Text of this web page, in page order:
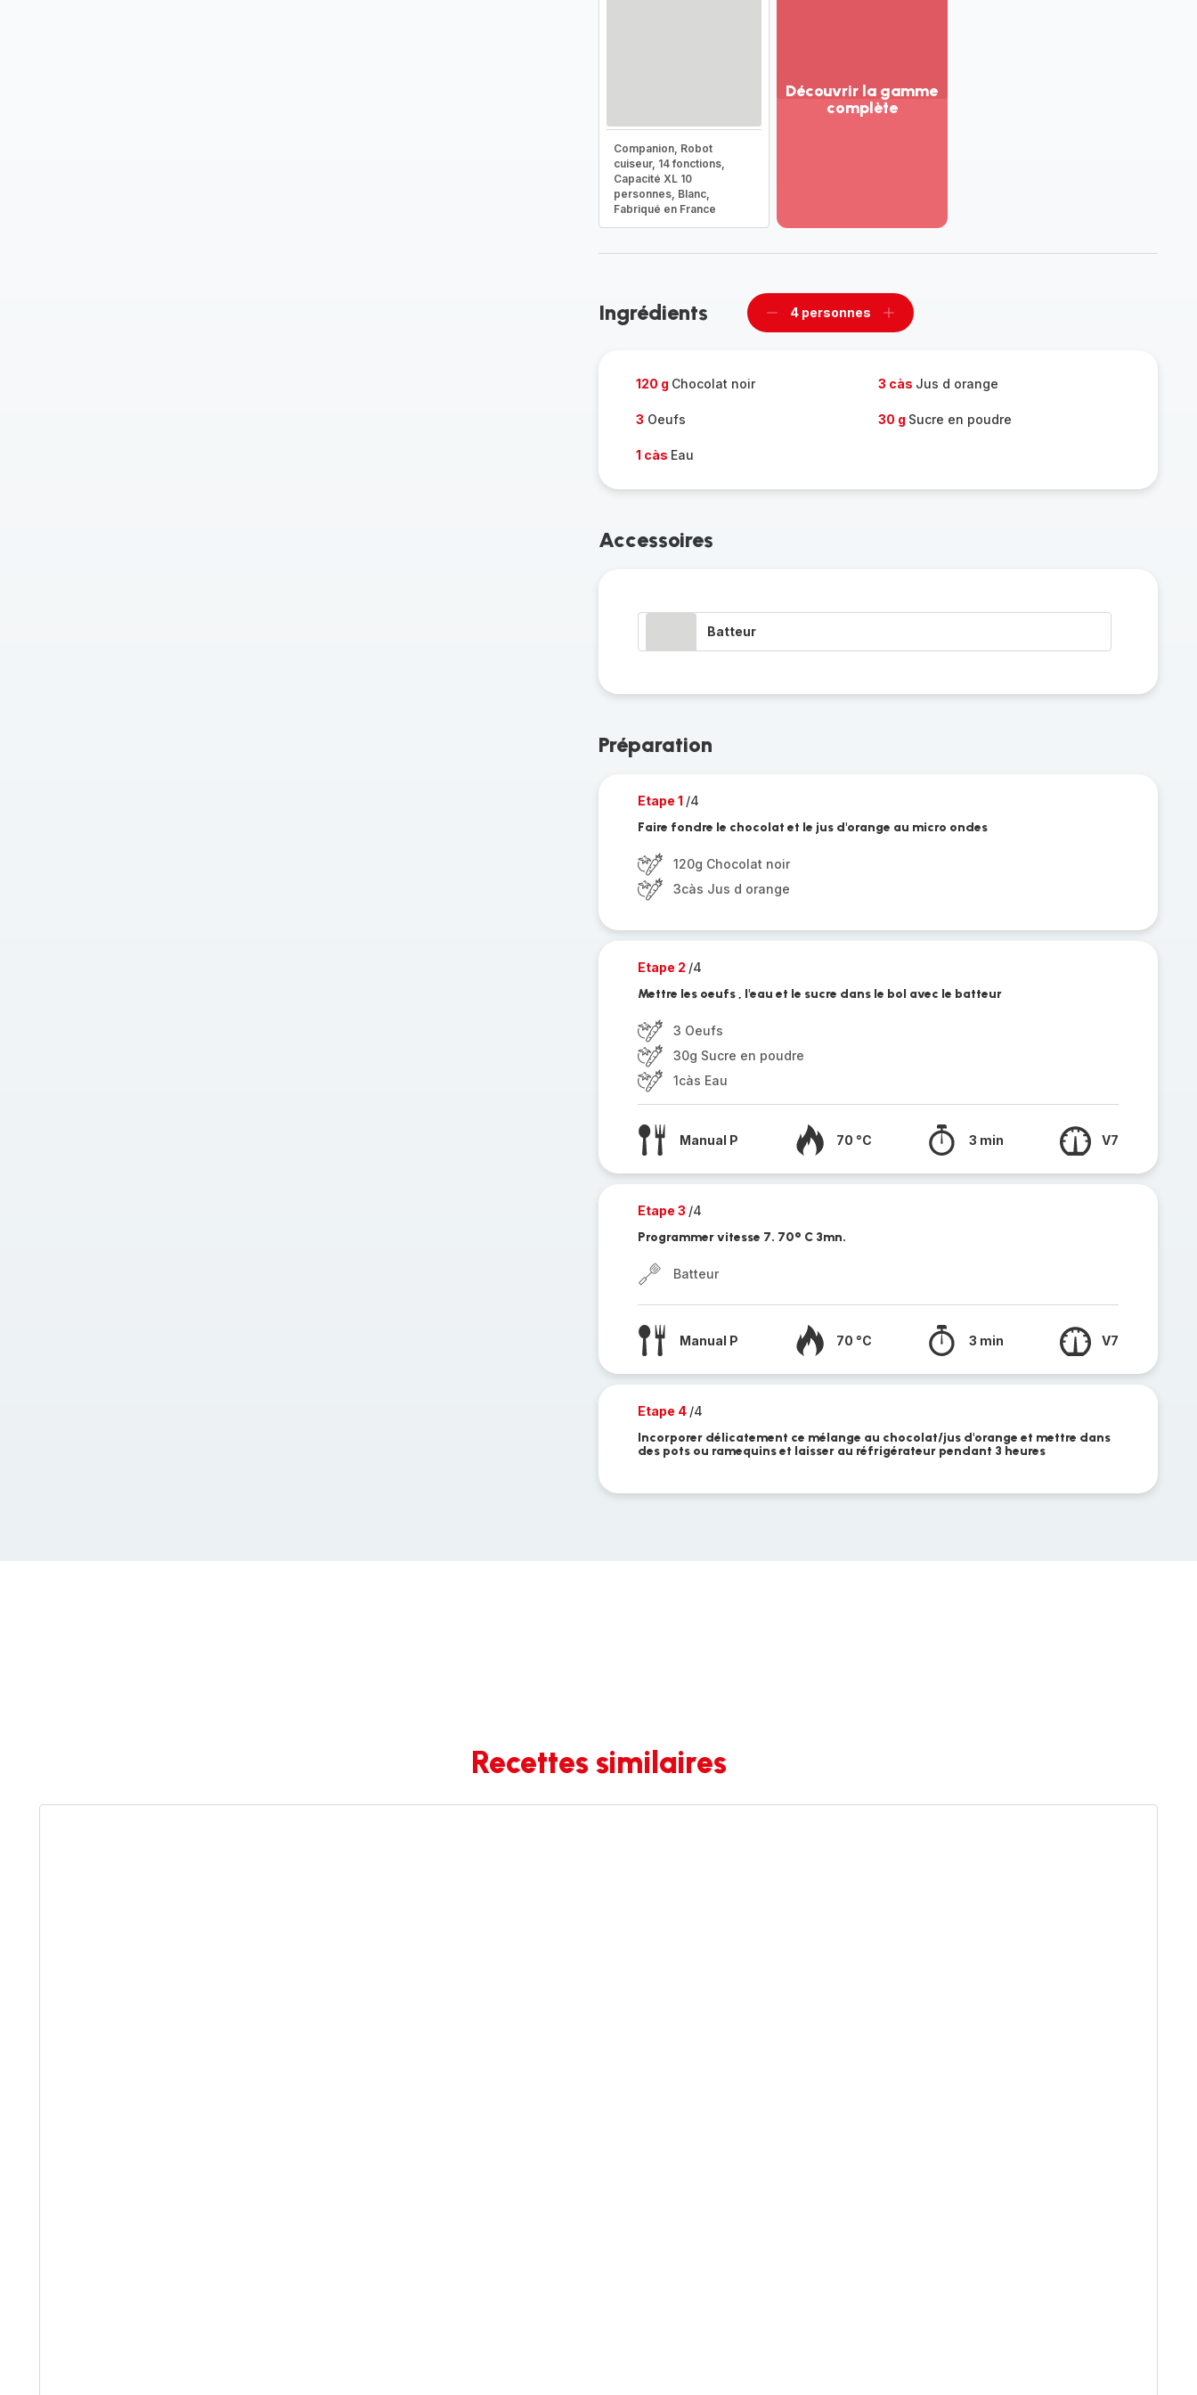
Companion, Robot
cuiseur, 14 fonctions,
Capacité XL 10
personnes, Blanc,
Fabriqué en France
Découvrir la gamme
complète
complète
Ingrédients
Supprimer
4 personnes
Ajouter
120 g Chocolat noir 3 càs Jus d orange
3 Oeufs 30 g Sucre en poudre
1 càs Eau
Accessoires
Batteur
Préparation
Etape 1 /4
Faire fondre le chocolat et le jus d'orange au micro ondes
120g Chocolat noir
3càs Jus d orange
Etape 2 /4
Mettre les oeufs , l'eau et le sucre dans le bol avec le batteur
3 Oeufs
30g Sucre en poudre
1càs Eau
Manual P 70 °C 3 min V7
Etape 3 /4
Programmer vitesse 7. 70° C 3mn.
Batteur
Manual P 70 °C 3 min V7
Etape 4 /4
Incorporer délicatement ce mélange au chocolat/jus d'orange et mettre dans
des pots ou ramequins et laisser au réfrigérateur pendant 3 heures
Recettes similaires